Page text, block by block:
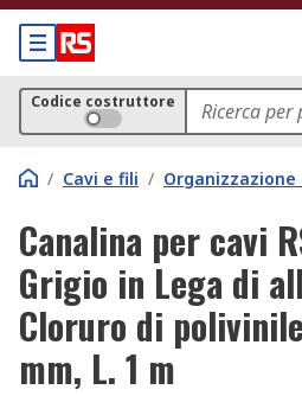
Codice costruttore
/ Cavi e fili / Organizzazione
Canalina per cavi
Grigio in Lega di
Cloruro di
mm, L. 1 m